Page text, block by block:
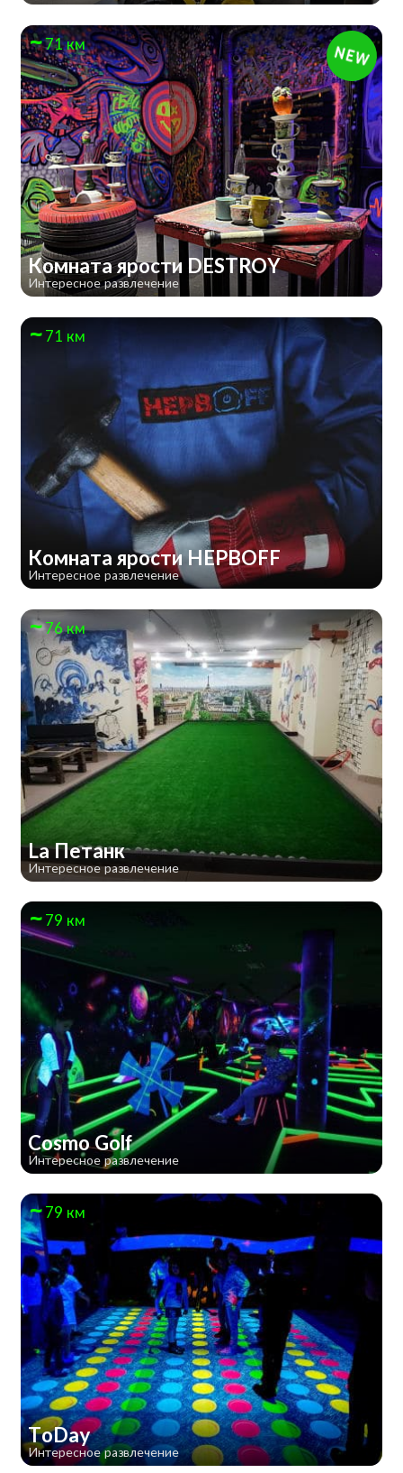
71 км
Комната ярости DESTROY
Интересное развлечение
71 км
Комната ярости НЕРВOFF
Интересное развлечение
76 км
La Петанк
Интересное развлечение
79 км
Cosmo Golf
Интересное развлечение
79 км
ToDay
Интересное развлечение